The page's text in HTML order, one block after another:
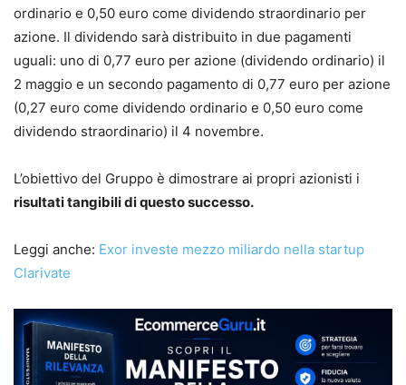
ordinario e 0,50 euro come dividendo straordinario per
azione. Il dividendo sarà distribuito in due pagamenti
uguali: uno di 0,77 euro per azione (dividendo ordinario) il
2 maggio e un secondo pagamento di 0,77 euro per azione
(0,27 euro come dividendo ordinario e 0,50 euro come
dividendo straordinario) il 4 novembre.
L’obiettivo del Gruppo è dimostrare ai propri azionisti i
risultati tangibili di questo successo.
Leggi anche: Exor investe mezzo miliardo nella startup
Clarivate